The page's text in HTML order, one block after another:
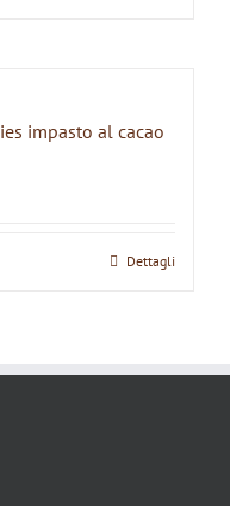
impasto al cacao
Dettagli